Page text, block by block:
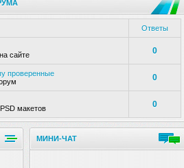
Ответы
сайте 0
проверенные
0
макетов 0
МИНИ-ЧАТ